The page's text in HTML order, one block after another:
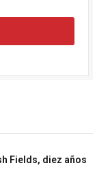
Fields, diez años